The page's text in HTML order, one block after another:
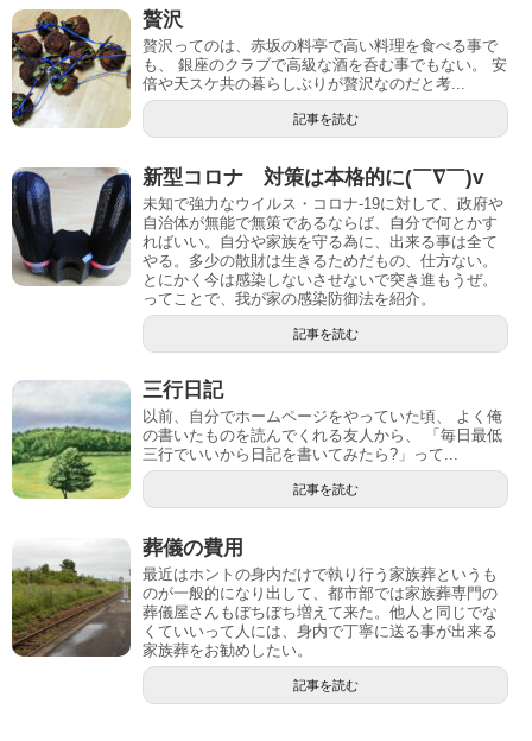
贅沢
贅沢ってのは、赤坂の料亭で高い料理を食べる事で
も、 銀座のクラブで高級な酒を呑む事でもない。 安
倍や天スケ共の暮らしぶりが贅沢なのだと考...
記事を読む
新型コロナ 対策は本格的に(￣∇￣)v
未知で強力なウイルス・コロナ-19に対して、政府や
自治体が無能で無策であるならば、自分で何とかす
ればいい。自分や家族を守る為に、出来る事は全て
やる。多少の散財は生きるためだもの、仕方ない。
とにかく今は感染しないさせないで突き進もうぜ。
ってことで、我が家の感染防御法を紹介。
記事を読む
三行日記
以前、自分でホームページをやっていた頃、 よく俺
の書いたものを読んでくれる友人から、 「毎日最低
三行でいいから日記を書いてみたら?」って...
記事を読む
葬儀の費用
最近はホントの身内だけで執り行う家族葬というも
のが一般的になり出して、都市部では家族葬専門の
葬儀屋さんもぼちぼち増えて来た。他人と同じでな
くていいって人には、身内で丁寧に送る事が出来る
家族葬をお勧めしたい。
記事を読む